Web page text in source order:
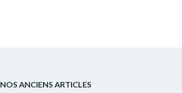
NOS ANCIENS ARTICLES